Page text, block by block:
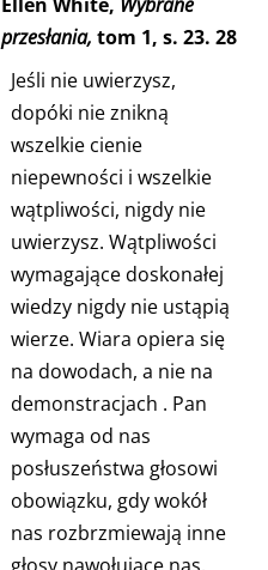
przesłania, tom 1, s. 23. 28
Jeśli nie uwierzysz,
dopóki nie znikną
wszelkie cienie
niepewności i wszelkie
wątpliwości, nigdy nie
uwierzysz. Wątpliwości
wymagające doskonałej
wiedzy nigdy nie ustąpią
wierze. Wiara opiera się
na dowodach, a nie na
demonstracjach . Pan
wymaga od nas
posłuszeństwa głosowi
obowiązku, gdywokół
nas rozbrzmiewają inne